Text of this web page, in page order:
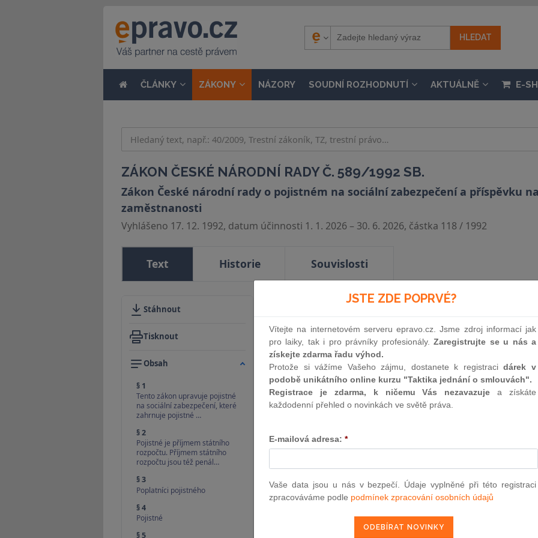
ČLÁNKY ZÁKONY NÁZORY SOUDNÍ ROZHODNUTÍ AKTUÁLNĚ E-
ZÁKON ČESKÉ NÁRODNÍ RADY Č. 589/1992 SB.
Zákon České národní rady o pojistném na sociální zabezpečení a příspěvku
zaměstnanosti
Vyhlášeno 17. 12. 1992, datum účinnosti 1. 1. 2026 – 30. 6. 2026, částka 118 / 1992
Text Historie Souvislosti
Stáhnout
Tisknout
Obsah
§ 1
Tento zákon upravuje pojistné
na sociální zabezpečení, které
zahrnuje pojistné …
§ 2
Pojistné je příjmem státního
rozpočtu. Příjmem státního
rozpočtu jsou též penál…
§ 3
Poplatníci pojistného
§ 4
Pojistné
§ 5
ZÁKON
České národní rady
o pojistném na sociální zabezpečení a
JSTE ZDE POPRVÉ?
Vítejte na internetovém serveru epravo.cz. Jsme zdroj informací jak
pro laiky, tak i pro právníky profesionály.Zaregistrujte se u nás a
získejte zdarma řadu výhod.
Protože si vážíme Vašeho zájmu, dostanete k registracidárek v
podobě unikátního online kurzu "Taktika jednání o smlouvách".
Registrace je zdarma, k ničemu Vás nezavazuje a získáte
každodenní přehled o novinkách ve světě práva.
E-mailová adresa: *
Vaše data jsou u nás v bezpečí. Údaje vyplněné při této registraci
zpracováváme podle podmínek zpracování osobních údajů